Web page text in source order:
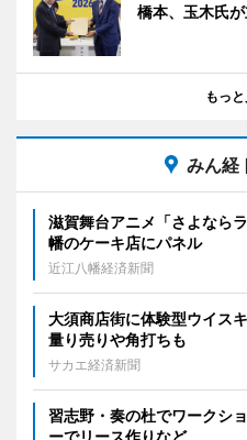
橋本、玉木氏
もっ
みん経
滋賀舞台アニメ「さよなら
幡のケーキ店にパネル
近江八幡経済新聞
大須商店街に体験型ウイス
量り売りや角打ちも
サカエ経済新聞
習志野・奏の杜でワークシ
ーでリース作りなど